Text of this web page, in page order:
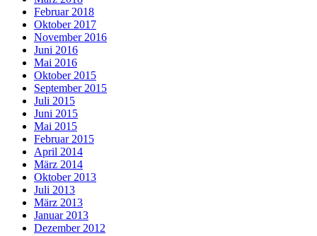
Februar 2018
Oktober 2017
November 2016
Juni 2016
Mai 2016
Oktober 2015
September 2015
Juli 2015
Juni 2015
Mai 2015
Februar 2015
April 2014
März 2014
Oktober 2013
Juli 2013
März 2013
Januar 2013
Dezember 2012